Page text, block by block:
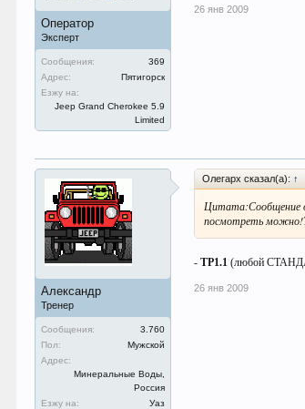
Оператор
Эксперт
Сообщения:
369
Адрес:
Пятигорск
Езжу на:
Jeep Grand Cherokee 5.9
Limited
26 янв 2009
Александр
Тренер
Сообщения:
3.760
Пол:
Мужской
Адрес:
Минеральные Воды,
Россия
Езжу на:
Уаз
Олегарх сказал(а): ↑
Цитата:Сообщение
посмотреть
-ТР1.1 (любой
26 янв 2009